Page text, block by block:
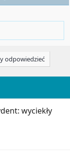
odpowiedzieć
wyciekły